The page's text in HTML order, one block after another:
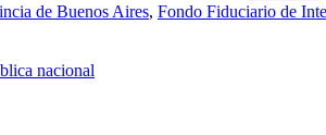
de Buenos Aires, Fondo Fiduciario de
nacional